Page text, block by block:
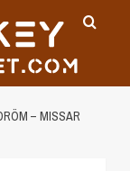
– MISSAR